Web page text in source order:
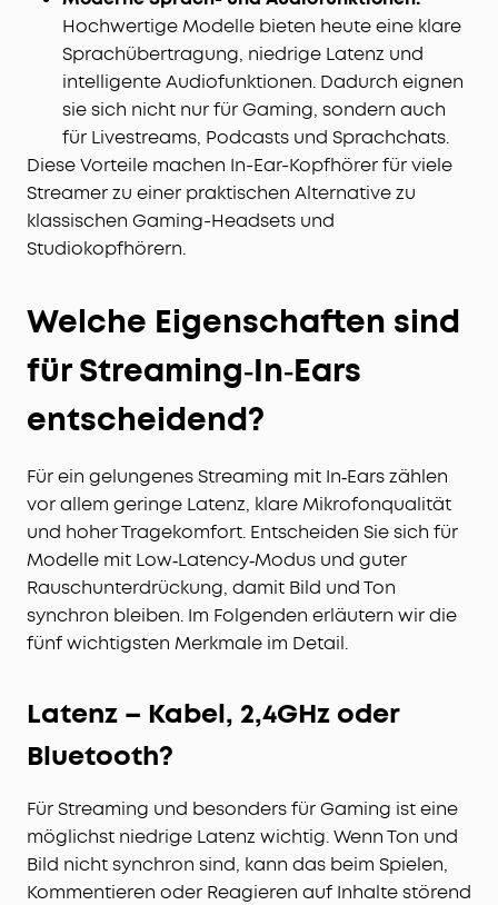
Hochwertige Modelle bieten heute eine klare
Sprachübertragung, niedrige Latenz und
intelligente Audiofunktionen. Dadurch eignen
sie sich nicht nur für Gaming, sondern auch
für Livestreams, Podcasts und Sprachchats.
Diese Vorteile machen In-Ear-Kopfhörer für viele
Streamer zu einer praktischen Alternative zu
klassischen Gaming-Headsets und
Studiokopfhörern.
Welche Eigenschaften sind
für Streaming‑In‑Ears
entscheidend?
Für ein gelungenes Streaming mit In‑Ears zählen
vor allem geringe Latenz, klare Mikrofonqualität
und hoher Tragekomfort. Entscheiden Sie sich für
Modelle mit Low‑Latency‑Modus und guter
Rauschunterdrückung, damit Bild und Ton
synchron bleiben. Im Folgenden erläutern wir die
fünf wichtigsten Merkmale im Detail.
Latenz – Kabel, 2,4GHz oder
Bluetooth?
Für Streaming und besonders für Gaming ist eine
möglichst niedrige Latenz wichtig. Wenn Ton und
Bild nicht synchron sind, kann das beim Spielen,
Kommentieren oder Reagieren auf Inhalte störend